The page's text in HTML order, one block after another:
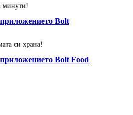
минути!
приложението Bolt
си храна!
приложението Bolt Food